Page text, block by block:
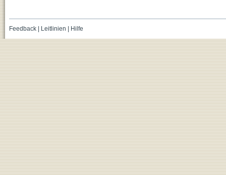
Feedback| Leitlinien | Hilfe